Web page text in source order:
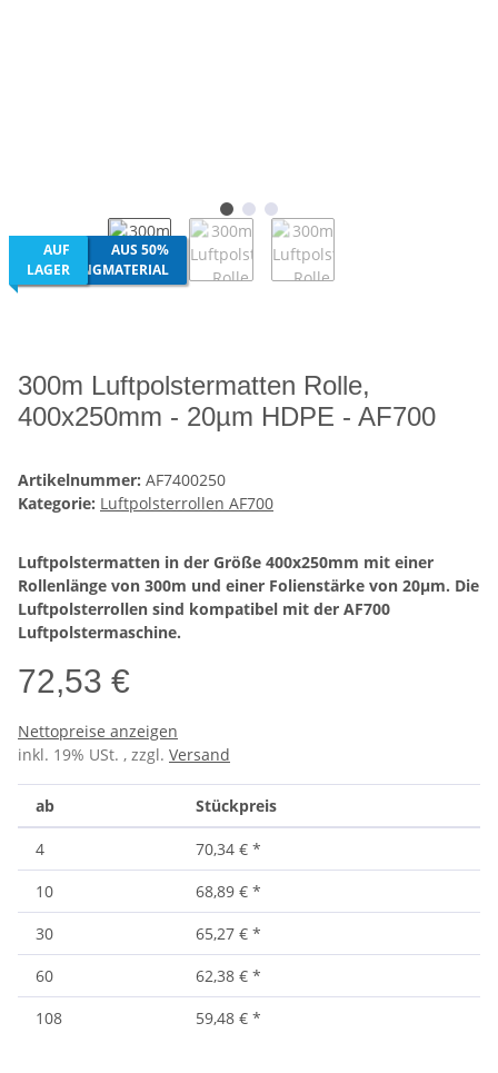
AUS 50%
RECYCLINGMATERIAL
AUF
LAGER
300m Luftpolstermatten Rolle,
400x250mm - 20µm HDPE - AF700
Artikelnummer: AF7400250
Kategorie: Luftpolsterrollen AF700
Luftpolstermatten in der Größe 400x250mm mit einer
Rollenlänge von 300m und einer Folienstärke von 20µm. Die
Luftpolsterrollen sind kompatibel mit der AF700
Luftpolstermaschine.
72,53 €
Nettopreise anzeigen
inkl. 19% USt. , zzgl. Versand
ab Stückpreis
4 70,34 € *
10
68,89 € *
30
65,27 € *
60
62,38 € *
108
59,48 € *